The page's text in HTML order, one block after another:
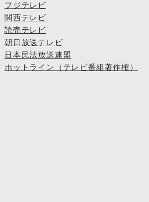
フジテレビ
関西テレビ
読売テレビ
朝日放送テレビ
日本民法放送連盟
ホットライン（テレビ番組著作権）